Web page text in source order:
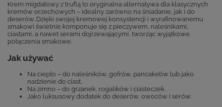
Krem migdałowy z truflą to oryginalna alternatywa dla klasycznych
kremów orzechowych – idealny zarówno na śniadanie, jak i do
deserów. Dzięki swojej kremowej konsystencji i wyrafinowanemu
smakowi świetnie komponuje się z pieczywem, naleśnikami,
ciastami, a nawet serami dojrzewającymi, tworząc wyjątkowe
połączenia smakowe.
Jak używać
Na ciepło – do naleśników, gofrów, pancake’ów lub jako
nadzienie do ciast.
Na zimno – do grzanek, rogalików i ciasteczek.
Jako luksusowy dodatek do deserów, owoców i serów.